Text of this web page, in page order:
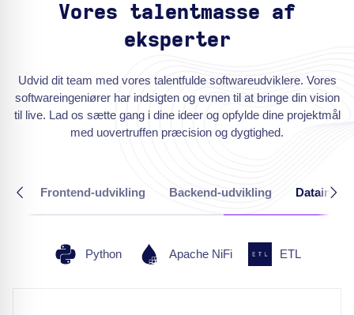
Vores talentmasse af
eksperter
Udvid dit team med vores talentfulde softwareudviklere. Vores
softwareingeniører har indsigten og evnen til at bringe din vision
til live. Lad os sætte gang i dine ideer og opfylde dine projektmål
med uovertruffen præcision og dygtighed.
Frontend-udvikling Backend-udvikling
Python Apache NiFi ETL